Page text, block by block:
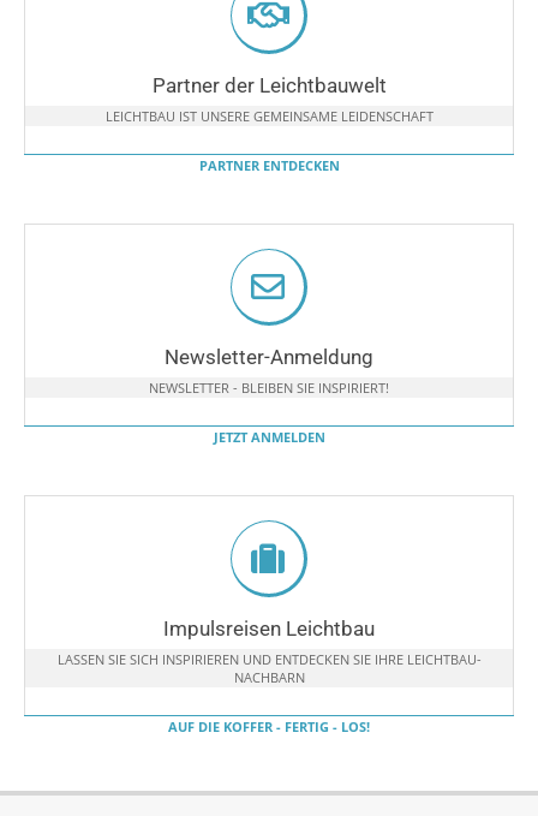
Partner der Leichtbauwelt
LEICHTBAU IST UNSERE GEMEINSAME LEIDENSCHAFT
PARTNER ENTDECKEN
Newsletter-Anmeldung
NEWSLETTER - BLEIBEN SIE INSPIRIERT!
JETZT ANMELDEN
Impulsreisen Leichtbau
LASSEN SIE SICH INSPIRIEREN UND ENTDECKEN SIE IHRE LEICHTBAU-
NACHBARN
AUF DIE KOFFER - FERTIG - LOS!